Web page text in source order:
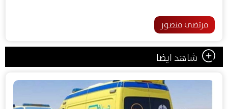
مرتضى منصور
شاهد ايضا